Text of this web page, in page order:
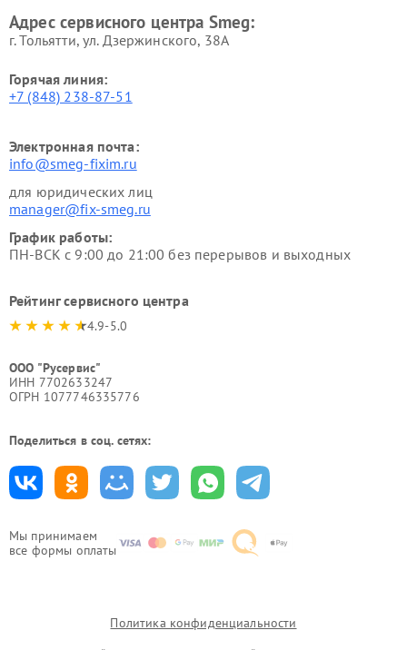
Мы принимаем
все формы оплаты
Адрес сервисного центра Smeg:
г. Тольятти, ул. Дзержинского, 38А
Горячая линия:
+7 (848) 238-87-51
Электронная почта:
info@smeg-fixim.ru
для юридических лиц
manager@fix-smeg.ru
График работы:
ПН-ВСК с 9:00 до 21:00 без перерывов и выходных
Рейтинг сервисного центра
4.9-5.0
ООО "Русервис"
ИНН 7702633247
ОГРН 1077746335776
Поделиться в соц. сетях:
Политика конфиденциальности